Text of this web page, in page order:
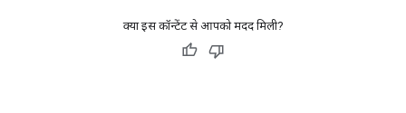
क्या इस कॉन्टेंट से आपको मदद मिली?